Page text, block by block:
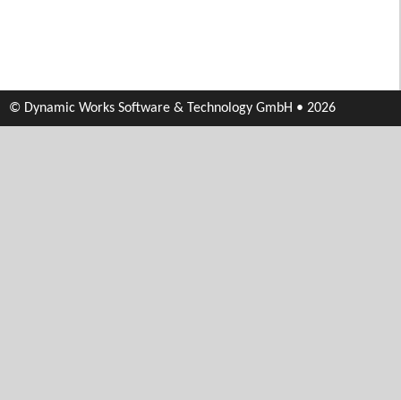
© Dynamic Works Software & Technology GmbH • 2026